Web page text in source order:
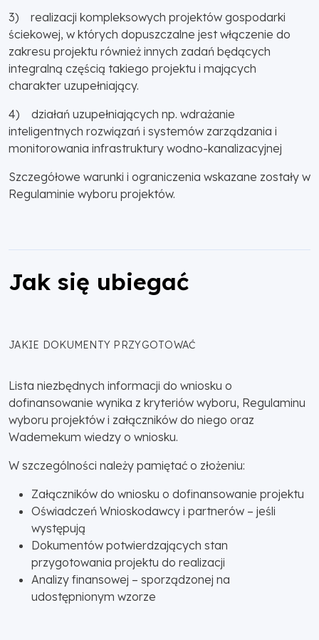
3) realizacji kompleksowych projektów gospodarki
ściekowej, w których dopuszczalne jest włączenie do
zakresu projektu również innych zadań będących
integralną częścią takiego projektu i mających
charakter uzupełniający.
4) działań uzupełniających np. wdrażanie
inteligentnych rozwiązań i systemów zarządzania i
monitorowania infrastruktury wodno-kanalizacyjnej
Szczegółowe warunki i ograniczenia wskazane zostały w
Regulaminie wyboru projektów.
Jak się ubiegać
JAKIE DOKUMENTY PRZYGOTOWAĆ
Lista niezbędnych informacji do wniosku o
dofinansowanie wynika z kryteriów wyboru, Regulaminu
wyboru projektów i załączników do niego oraz
Wademekum wiedzy o wniosku.
W szczególności należy pamiętać o złożeniu:
Załączników do wniosku o dofinansowanie projektu
Oświadczeń Wnioskodawcy i partnerów – jeśli
występują
Dokumentów potwierdzających stan
przygotowania projektu do realizacji
Analizy finansowej – sporządzonej na
udostępnionym wzorze